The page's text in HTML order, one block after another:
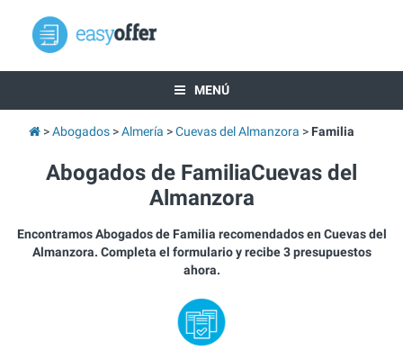
MENÚ
Abogados Almería Cuevas del Almanzora Familia
Abogados de FamiliaCuevas del
Almanzora
Encontramos Abogados de Familia recomendados en Cuevas del
Almanzora. Completa el formulario y recibe 3 presupuestos
ahora.